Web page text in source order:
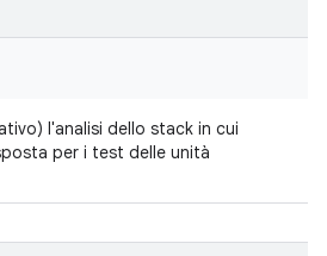
l'analisi dello stack in cui
per i test delle unità